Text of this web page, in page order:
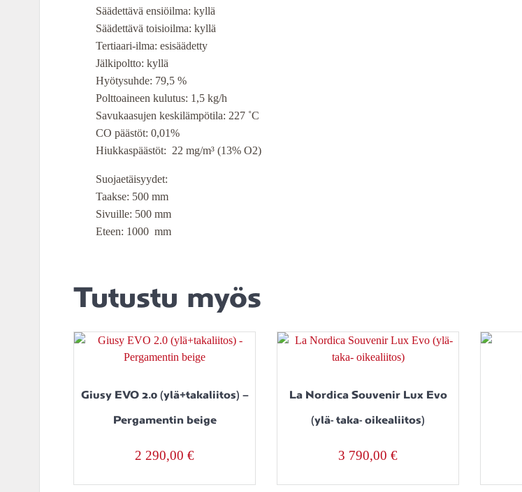
Säädettävä ensiöilma: kyllä
Säädettävä toisioilma: kyllä
Tertiaari-ilma: esisäädetty
Jälkipoltto: kyllä
Hyötysuhde: 79,5 %
Polttoaineen kulutus: 1,5 kg/h
Savukaasujen keskilämpötila: 227 ˚C
CO päästöt: 0,01%
Hiukkaspäästöt: 22 mg/m³ (13% O2)
Suojaetäisyydet:
Taakse: 500 mm
Sivuille: 500 mm
Eteen: 1000 mm
Tutustu myös
Giusy EVO 2.0 (ylä+takaliitos) –
Pergamentin beige
2 290,00 €
La Nordica Souvenir Lux Evo
(ylä- taka- oikealiitos)
3 790,00 €